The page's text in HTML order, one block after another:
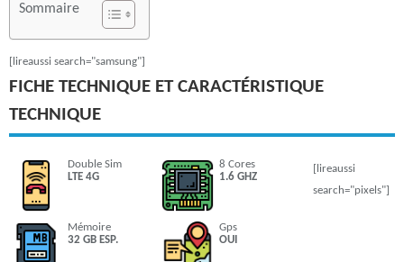
Sommaire
[lireaussi search="samsung"]
FICHE TECHNIQUE ET CARACTÉRISTIQUE
TECHNIQUE
Double Sim
LTE 4G
8 Cores
1.6 GHZ
Mémoire
32 GB ESP.
Gps
OUI
[lireaussi
search="pixels"]